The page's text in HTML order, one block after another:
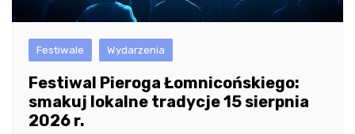
Festiwale Wydarzenia
Festiwal Pieroga Łomnicońskiego:
smakuj lokalne tradycje 15 sierpnia
2026 r.